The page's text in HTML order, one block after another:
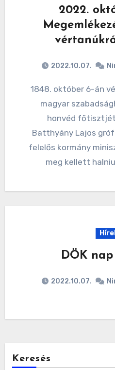
2022.
2022.10.07.
1848. október 6-án végezték ki Aradon a
magyar
honvéd
Batthyány Lajos
felelős kormány
meg kellett
DÖK
2022.10.07.
Keresés